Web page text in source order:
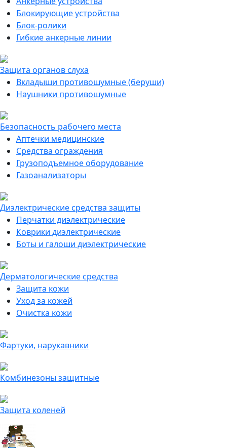
Блокирующие устройства
Блок-ролики
Гибкие анкерные линии
Защита органов слуха
Вкладыши противошумные (беруши)
Наушники противошумные
Безопасность рабочего места
Аптечки медицинские
Средства ограждения
Грузоподъемное оборудование
Газоанализаторы
Диэлектрические средства защиты
Перчатки диэлектрические
Коврики диэлектрические
Боты и галоши диэлектрические
Дерматологические средства
Защита кожи
Уход за кожей
Очистка кожи
Фартуки, нарукавники
Комбинезоны защитные
Защита коленей